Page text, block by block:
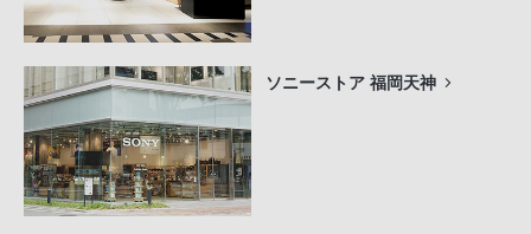
ソニーストア 福岡天神